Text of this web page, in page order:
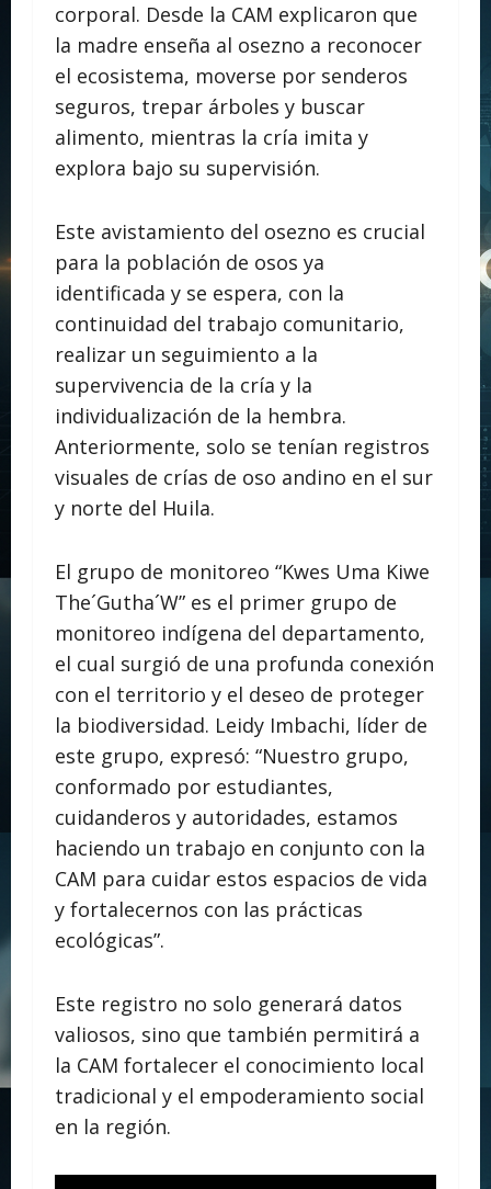
corporal. Desde la CAM explicaron que
la madre enseña al osezno a reconocer
el ecosistema, moverse por senderos
seguros, trepar árboles y buscar
alimento, mientras la cría imita y
explora bajo su supervisión.
Este avistamiento del osezno es crucial
para la población de osos ya
identificada y se espera, con la
continuidad del trabajo comunitario,
realizar un seguimiento a la
supervivencia de la cría y la
individualización de la hembra.
Anteriormente, solo se tenían registros
visuales de crías de oso andino en el sur
y norte del Huila.
El grupo de monitoreo “Kwes Uma Kiwe
The´Gutha´W” es el primer grupo de
monitoreo indígena del departamento,
el cual surgió de una profunda conexión
con el territorio y el deseo de proteger
la biodiversidad. Leidy Imbachi, líder de
este grupo, expresó: “Nuestro grupo,
conformado por estudiantes,
cuidanderos y autoridades, estamos
haciendo un trabajo en conjunto con la
CAM para cuidar estos espacios de vida
y fortalecernos con las prácticas
ecológicas”.
Este registro no solo generará datos
valiosos, sino que también permitirá a
la CAM fortalecer el conocimiento local
tradicional y el empoderamiento social
en la región.